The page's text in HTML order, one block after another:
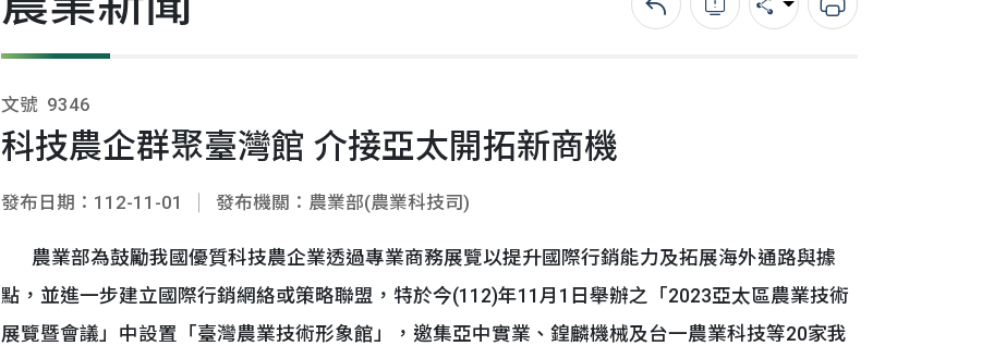
回上一頁錯誤回報分享 列印
文號 9346
科技農企群聚臺灣館 介接亞太開拓新商機
發布日期：112-11-01 發布機關：農業部(農業科技司)
農業部為鼓勵我國優質科技農企業透過專業商務展覽以提升國際行銷能力及拓展海外通路與據
點，並進一步建立國際行銷網絡或策略聯盟，特於今(112)年11月1日舉辦之「2023亞太區農業技術
展覽暨會議」中設置「臺灣農業技術形象館」，邀集亞中實業、鍠麟機械及台一農業科技等20家我